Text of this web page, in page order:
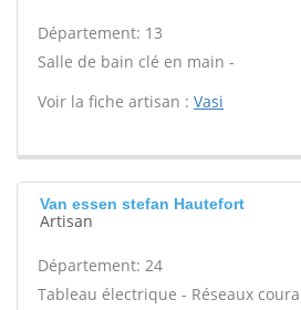
Département: 13
Salle de bain clé en main -
Voir la fiche artisan : Vasi
Van essen stefan Hautefort
Artisan
Département: 24
Tableau électrique - Réseaux